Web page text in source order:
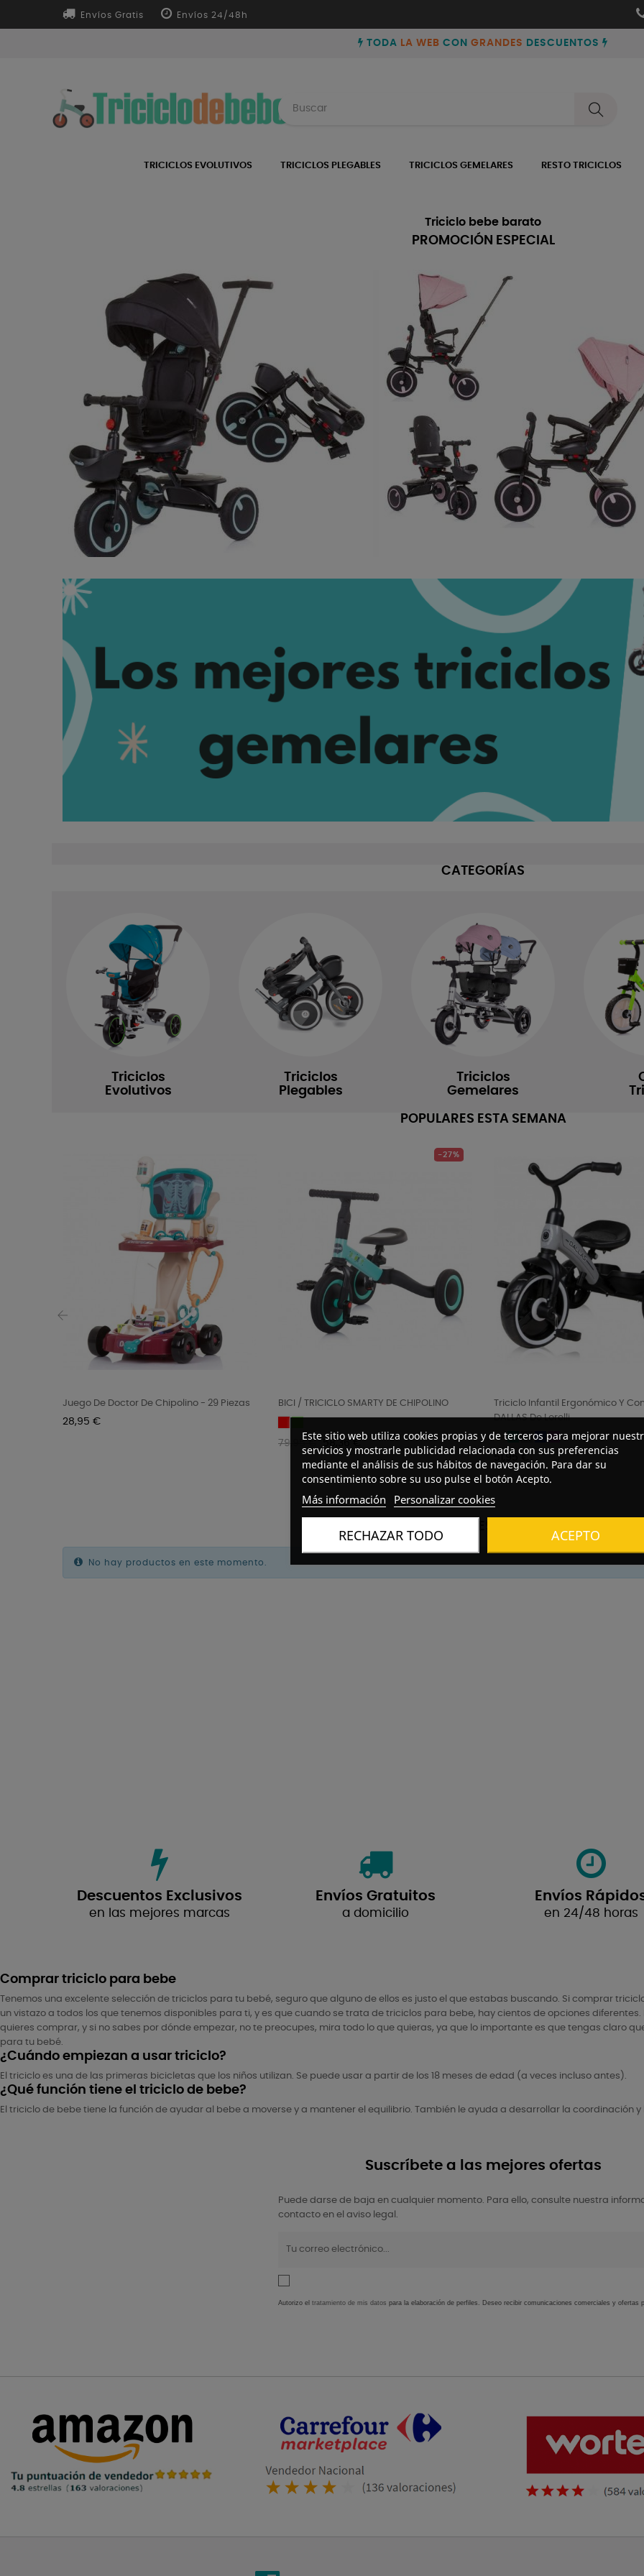
Envíos Gratis Envíos 24/48h
TODA LA WEB CON GRANDES DESCUENTOS
TRICICLOS EVOLUTIVOS TRICICLOS PLEGABLES TRICICLOS GEMELARES RESTO TRICICLOS
Triciclo bebe barato
PROMOCIÓN ESPECIAL
CATEGORÍAS
Triciclos
Evolutivos
Triciclos
Plegables
Triciclos
Gemelares
POPULARES ESTA SEMANA
Juego De Doctor De Chipolino - 29 Piezas
Precio
28,95 €
BICI / TRICICLO SMARTY DE CHIPOLINO
Precio
regular
79,95 €
-27%
Precio
58,36 €
Triciclo Infantil Ergonómico Y
DALLAS De Lorelli
Beige
MintGreyBluePink
Precio
51,95 €
No hay productos en este momento.
Descuentos Exclusivos
en las mejores marcas
Envíos Gratuitos
a domicilio
Envíos
en 24/48 horas
Comprar triciclo para bebe
Tenemos una excelente selección de triciclos para tu bebé, seguro que alguno de ellos es justo el que estabas buscando. Si comprar
un vistazo a todos los que tenemos disponibles para ti, y es que cuando se trata de triciclos para bebe, hay cientos de opciones
quieres comprar, y si no sabes por dónde empezar, no te preocupes, mira todo lo que quieras, ya que lo importante es que tengas claro
para tu bebé.
¿Cuándo empiezan a usar triciclo?
El triciclo es una de las primeras bicicletas que los niños utilizan. Se puede usar a partir de los 18 meses de edad (a veces incluso antes).
¿Qué función tiene el triciclo de bebe?
El triciclo de bebe tiene la función de ayudar al bebe a moverse y a mantener el equilibrio. También le ayuda a desarrollar la coordinación
Suscríbete a las mejores ofertas
Puede darse de baja en cualquier momento. Para ello, consulte nuestra
contacto en el aviso legal.
Autorizo el tratamiento de mis datos para la elaboración de perfiles. Deseo recibir comunicaciones comerciales y ofertas
Este sitio web utiliza cookies propias y de terceros para mejorar
servicios y mostrarle publicidad relacionada con sus preferencias
mediante el análisis de sus hábitos de navegación. Para dar su
consentimiento sobre su uso pulse el botón Acepto.
Más información Personalizar cookies
RECHAZAR TODO ACEPTO